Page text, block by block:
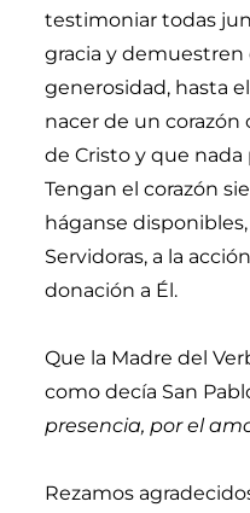
testimoniar todas
gracia y demuestren
generosidad, hasta
nacer de un
de Cristo y que
Tengan el corazón
háganse
Servidoras, a la
donación a Él.
Que la Madre del
como decía San
presencia, por el
Rezamos